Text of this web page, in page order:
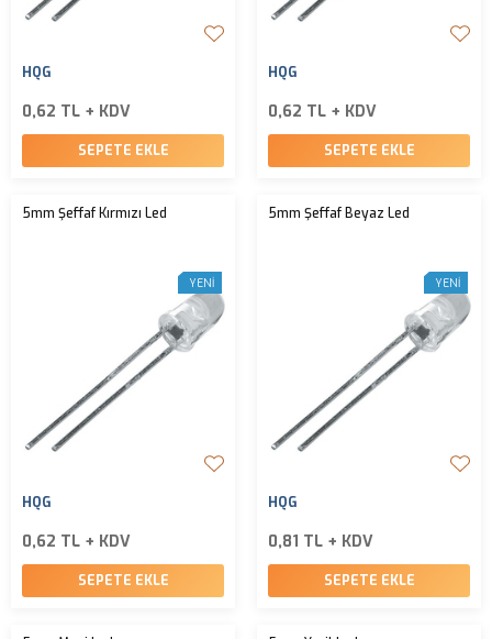
HQG
0,62 TL + KDV
SEPETE EKLE
HQG
0,62 TL + KDV
SEPETE EKLE
5mm Şeffaf Kırmızı Led
YENI
HQG
0,62 TL + KDV
SEPETE EKLE
5mm Şeffaf Beyaz Led
YENI
HQG
0,81 TL + KDV
SEPETE EKLE